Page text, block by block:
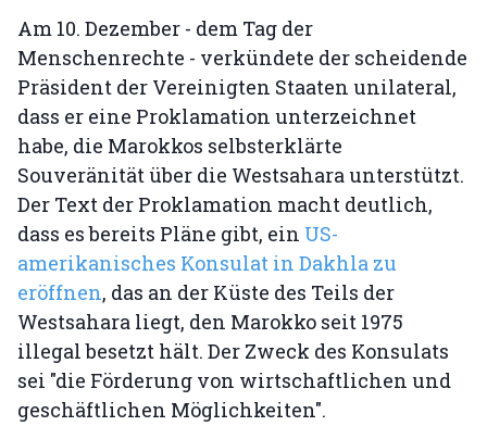
Am 10. Dezember - dem Tag der
Menschenrechte - verkündete der scheidende
Präsident der Vereinigten Staaten unilateral,
dass er eine Proklamation unterzeichnet
habe, die Marokkos selbsterklärte
Souveränität über die Westsahara unterstützt.
Der Text der Proklamation macht deutlich,
dass es bereits Pläne gibt, ein US-
amerikanisches Konsulat in Dakhla zu
eröffnen, das an der Küste des Teils der
Westsahara liegt, den Marokko seit 1975
illegal besetzt hält. Der Zweck des Konsulats
sei "die Förderung von wirtschaftlichen und
geschäftlichen Möglichkeiten".